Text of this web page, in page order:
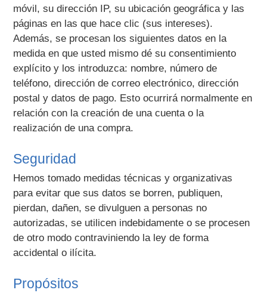
móvil, su dirección IP, su ubicación geográfica y las
páginas en las que hace clic (sus intereses).
Además, se procesan los siguientes datos en la
medida en que usted mismo dé su consentimiento
explícito y los introduzca: nombre, número de
teléfono, dirección de correo electrónico, dirección
postal y datos de pago. Esto ocurrirá normalmente en
relación con la creación de una cuenta o la
realización de una compra.
Seguridad
Hemos tomado medidas técnicas y organizativas
para evitar que sus datos se borren, publiquen,
pierdan, dañen, se divulguen a personas no
autorizadas, se utilicen indebidamente o se procesen
de otro modo contraviniendo la ley de forma
accidental o ilícita.
Propósitos